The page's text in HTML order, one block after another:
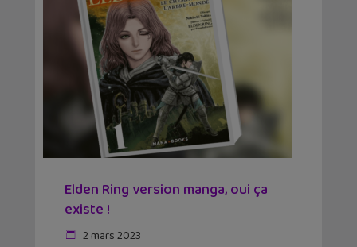
Elden Ring version manga, oui ça
existe !
2 mars 2023